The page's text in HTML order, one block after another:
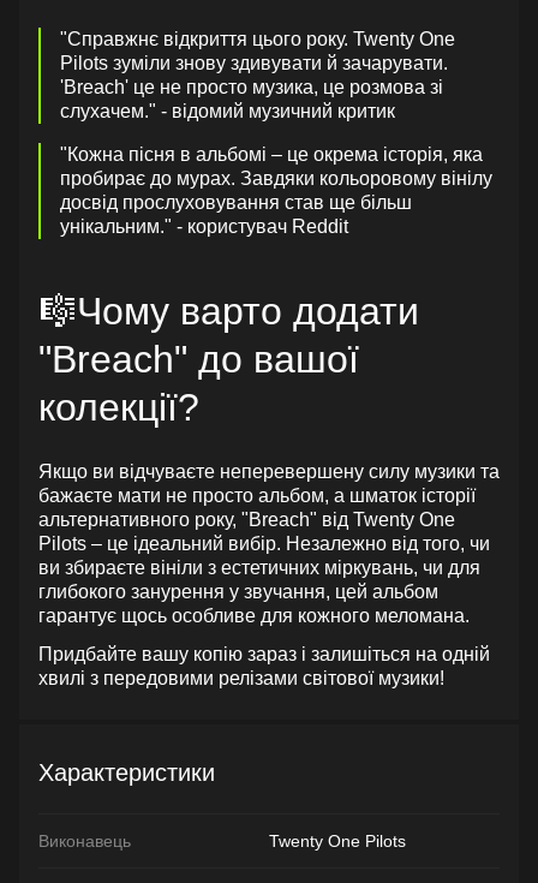
"Cправжнє відкриття цього року. Twenty One
Pilots зуміли знову здивувати й зачарувати.
'Breach' це не просто музика, це розмова зі
слухачем." - відомий музичний критик
"Кожна пісня в альбомі – це окрема історія, яка
пробирає до мурах. Завдяки кольоровому вінілу
досвід прослуховування став ще більш
унікальним." - користувач Reddit
🎼Чому варто додати
"Breach" до вашої
колекції?
Якщо ви відчуваєте неперевершену силу музики та
бажаєте мати не просто альбом, а шматок історії
альтернативного року, "Breach" від Twenty One
Pilots – це ідеальний вибір. Незалежно від того, чи
ви збираєте вініли з естетичних міркувань, чи для
глибокого занурення у звучання, цей альбом
гарантує щось особливе для кожного меломана.
Придбайте вашу копію зараз і залишіться на одній
хвилі з передовими релізами світової музики!
Характеристики
Виконавець Twenty One Pilots